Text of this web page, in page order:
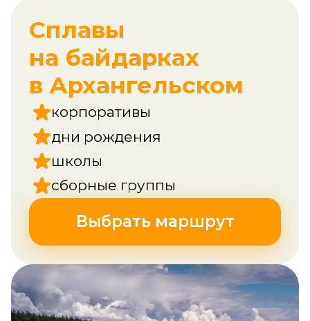
Сплавы
на байдарках
в Архангельском
корпоративы
дни рождения
школы
сборные группы